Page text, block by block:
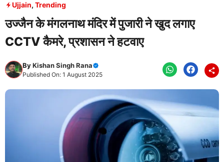
Ujjain, Trending
उज्जैन के मंगलनाथ मंदिर में पुजारी ने खुद लगाए
CCTV कैमरे, प्रशासन ने हटवाए
ByKishan Singh Rana
Published On: 1 August 2025